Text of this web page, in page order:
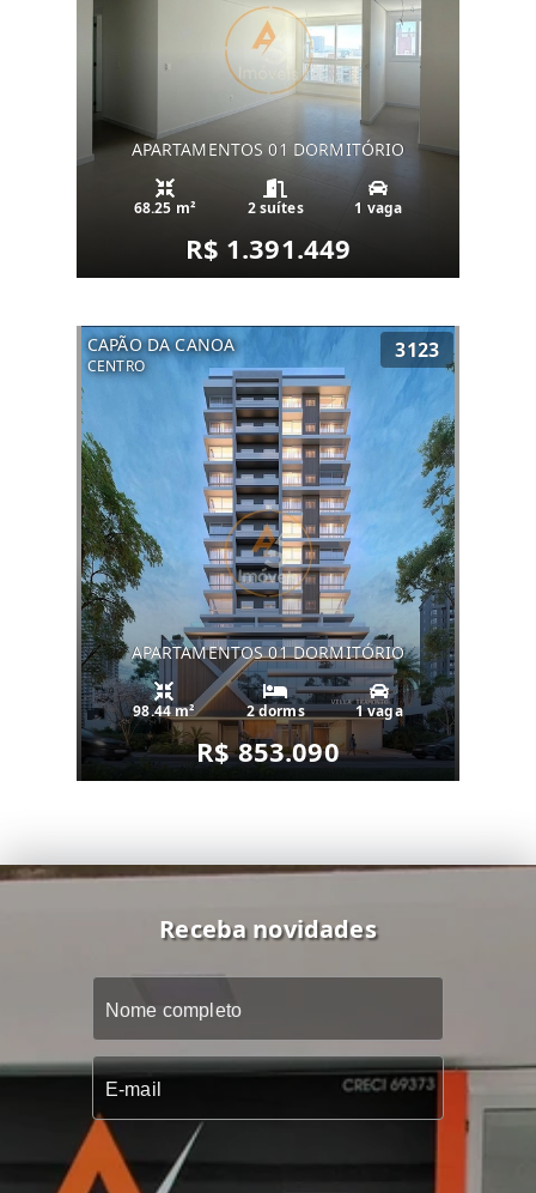
APARTAMENTOS 01 DORMITÓRIO
68.25 m² 2 suítes 1 vaga
R$ 1.391.449
CAPÃO DA CANOA
CENTRO
3123
APARTAMENTOS 01 DORMITÓRIO
98.44 m² 2 dorms 1 vaga
R$ 853.090
Receba novidades